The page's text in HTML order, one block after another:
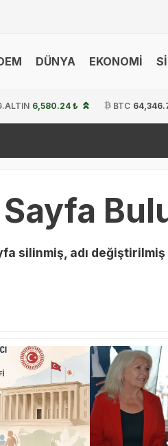
DÜNYA EKONOMİ
6,580.24 ₺ BTC
silinmiş, adı